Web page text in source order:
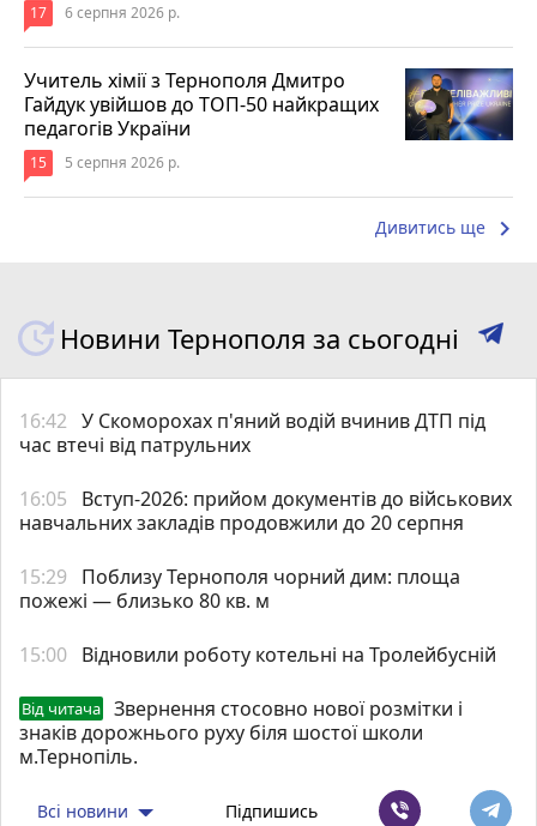
17 6 серпня 2026 р.
Учитель хімії з Тернополя Дмитро
Гайдук увійшов до ТОП-50 найкращих
педагогів України
15 5 серпня 2026 р.
Дивитись ще keyboard_arrow_right
Новини Тернополя за сьогодні
16:42 У Скоморохах п'яний водій вчинив ДТП під
час втечі від патрульних
16:05
Вступ-2026: прийом документів до військових
навчальних закладів продовжили до 20 серпня
15:29
Поблизу Тернополя чорний дим: площа
пожежі — близько 80 кв. м
15:00 Відновили роботу котельні на Тролейбусній
Від читача
Звернення стосовно нової розмітки і
знаків дорожнього руху біля шостої школи
м.Тернопіль.
Всі новини Підпишись